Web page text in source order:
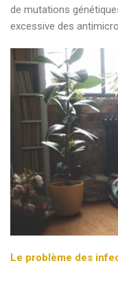
de mutations
excessive des
Le problème des